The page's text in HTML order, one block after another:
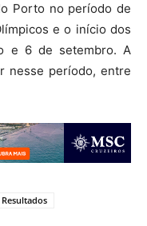
Porto no período de
e o início dos
e 6 de setembro. A
nesse período, entre
Resultados